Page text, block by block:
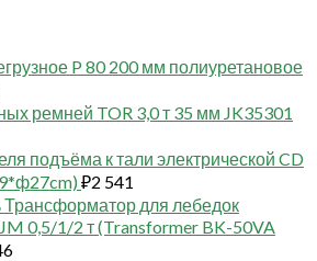
P 80 200 мм полиуретановое
ремней TOR 3,0 т 35 мм JK35301
подъёма к тали электрической CD
₽2 541
Трансформатор для лебедок
0,5/1/2 т (Transformer BK-50VA